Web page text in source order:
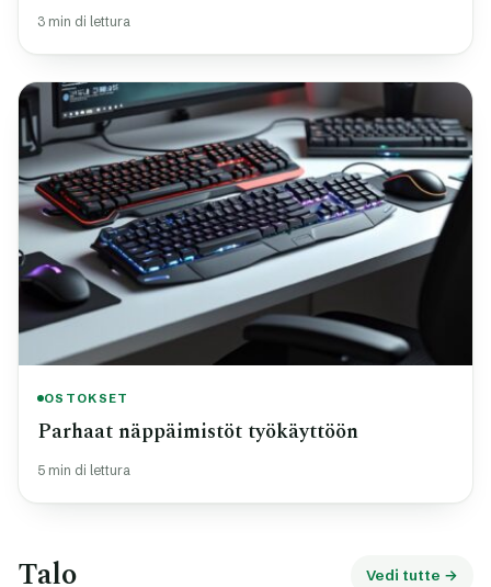
3 min di lettura
OSTOKSET
Parhaat näppäimistöt työkäyttöön
5 min di lettura
Talo Vedi tutte →